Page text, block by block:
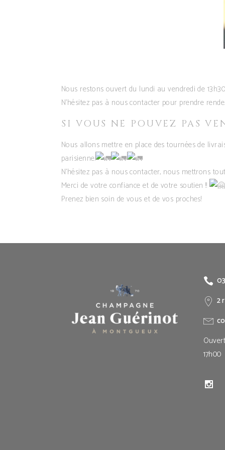
Nous restons ouvert du lundi au vendredi de
N’hésitez pas à nous contacter pour prendre
SI VOUS NE POUVEZ PAS
Nous allons mettre en place des tournées de
parisienne.
N’hésitez pas à nous contacter, nous mettrons
Merci de votre confiance et de votre soutien !!
Prenez bien soin de vous et de vos proches!
2
17h00